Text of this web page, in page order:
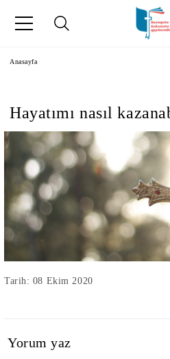
на турски.
Anasayfa
Hayatımı nasıl
Tarih: 08 Ekim 2020
Yorum yaz